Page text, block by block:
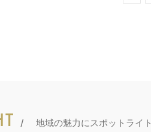
地域の魅力にスポットライ